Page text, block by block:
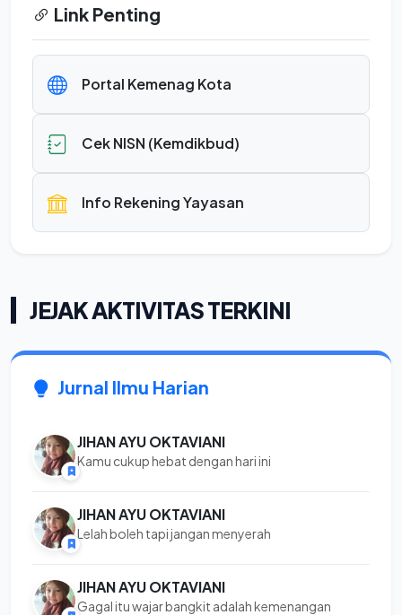
Link Penting
Portal Kemenag Kota
Cek NISN (Kemdikbud)
Info Rekening Yayasan
JEJAK AKTIVITAS TERKINI
Jurnal Ilmu Harian
JIHAN AYU OKTAVIANI
Kamu cukup hebat dengan hari ini
JIHAN AYU OKTAVIANI
Lelah boleh tapi jangan menyerah
JIHAN AYU OKTAVIANI
Gagal itu wajar bangkit adalah kemenangan